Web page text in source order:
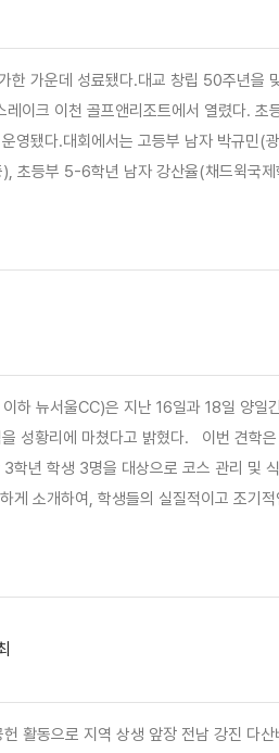
한 가운데 성료됐다.​대교 창립 50주년을
레이크 이천 골프앤리조트에서 열렸다.
영됐다.​대회에서는 고등부 남자 박규민(
초등부 5-6학년 남자 강산율(채드윅국
하 뉴서울CC)은 지난 16일과 18일 양일
년 12월 체결된 뉴서울CC와 광주중앙고 간
학년 학생 3명을 대상으로 코스 관리 및
여, 학생들의 실질적이고 조기적인 진로 탐색
활동으로 지역 상생 앞장 전남 강진 다